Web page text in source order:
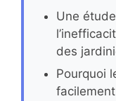
Une
des
Pourquoi